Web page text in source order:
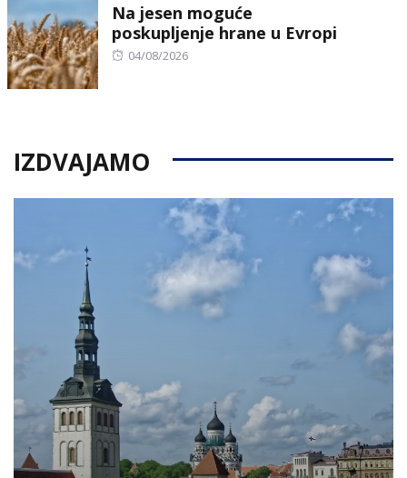
Na jesen moguće
poskupljenje hrane u Evropi
Posted
04/08/2026
IZDVAJAMO